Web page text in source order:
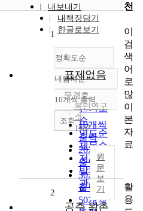
내보내기
내책장담기
한글로보기
정확도순
정확도
순
인기도
순
연도순
제목순
저자순
발행기
관순
내림차순
내림차순
10개씩 출력
10개씩
출력
20개씩
출력
30개씩
출력
50개씩
조회
1
표제없음
문경호
목민연구
소
1987
원
문
보
기
2
공주 왕촌
천
이
검
색
어
로
많
이
본
자
료
활
용